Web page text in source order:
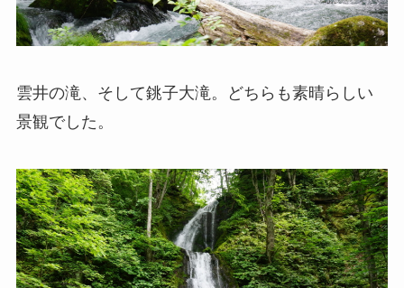
雲井の滝、そして銚子大滝。どちらも素晴らしい
景観でした。